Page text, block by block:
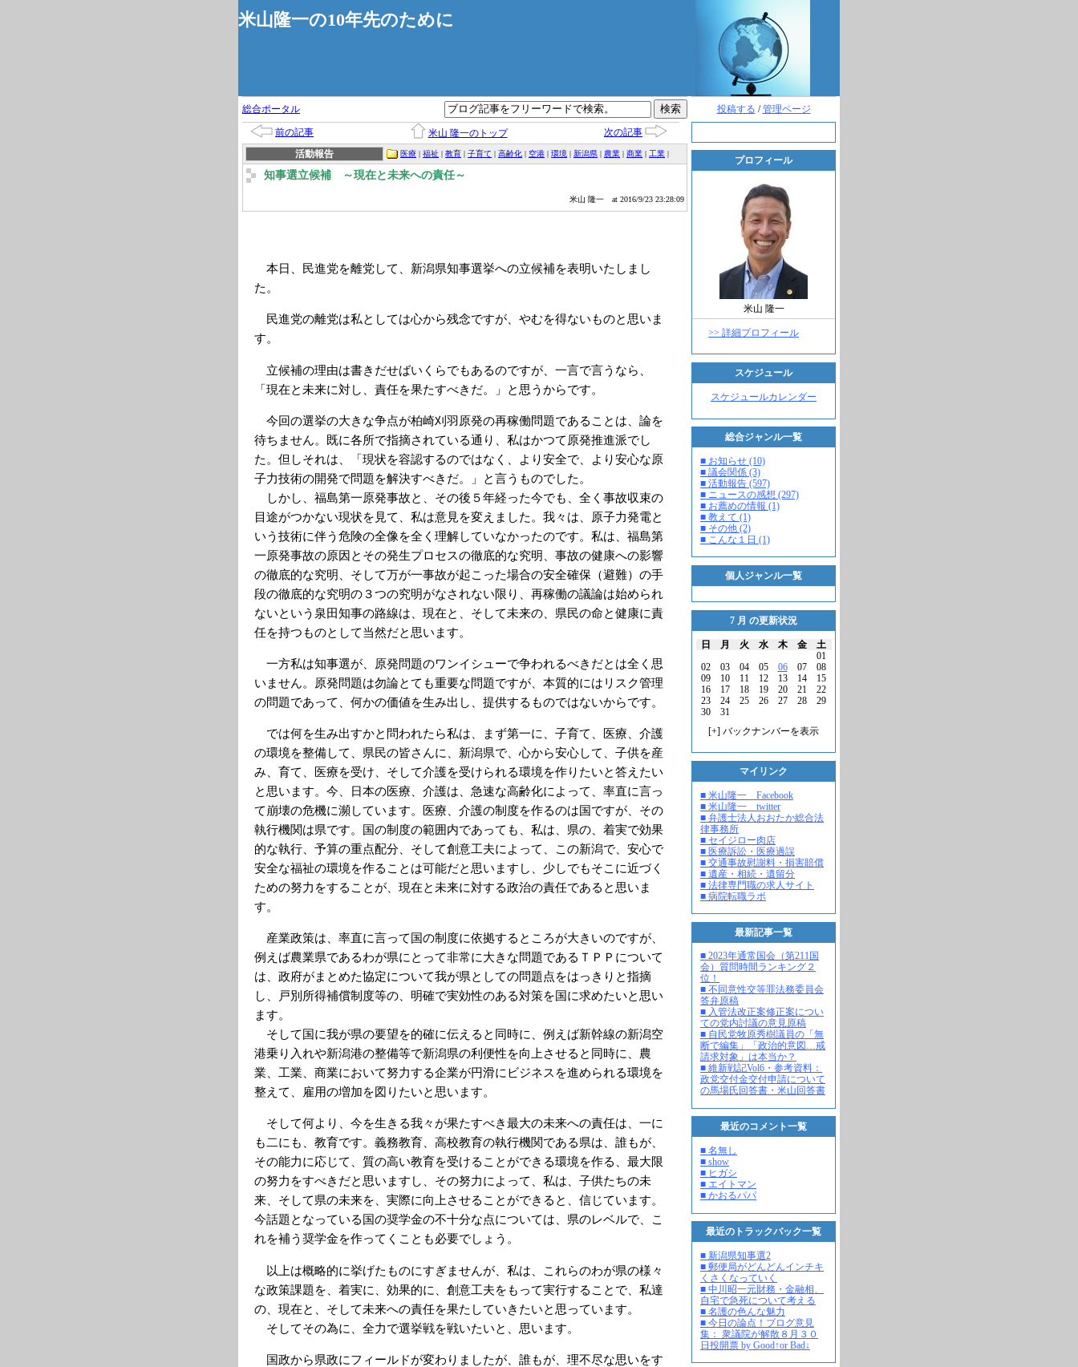
米山隆一の10年先のために
投稿する /管理ページ
プロフィール
米山 隆一
>> 詳細プロフィール
スケジュール
スケジュールカレンダー
総合ジャンル一覧
■ お知らせ (10)
■ 議会関係 (3)
■ 活動報告 (597)
■ ニュースの感想 (297)
■ お薦めの情報 (1)
■ 教えて (1)
■ その他 (2)
■ こんな１日 (1)
個人ジャンル一覧
7 月 の更新状況
日 月 火 水 木 金
土
01
02
03 04 05 06 07
08
09
10 11 12 13 14
15
16
17 18 19 20 21
22
23
24 25 26 27 28
29
30
31
[+] バックナンバーを表示
マイリンク
■ 米山隆一 Facebook
■ 米山隆一 twitter
■ 弁護士法人おおたか総合法
律事務所
■ セイジロー肉店
■ 医療訴訟・医療過誤
■ 交通事故慰謝料・損害賠償
■ 遺産・相続・遺留分
■ 法律専門職の求人サイト
■ 病院転職ラボ
最新記事一覧
■ 2023年通常国会（第211国
会）質問時間ランキング２
位！
■ 不同意性交等罪法務委員会
答弁原稿
■ 入管法改正案修正案につい
ての党内討議の意見原稿
■ 自民党牧原秀樹議員の「無
断で編集」「政治的意図…戒
請求対象」は本当か？
■ 維新戦記Vol6・参考資料：
政党交付金交付申請について
の馬場氏回答書・米山回答書
最近のコメント一覧
■ 名無し
■ show
■ ヒガシ
■ エイトマン
■ かおるパパ
最近のトラックバック一覧
■ 新潟県知事選2
■ 郵便局がどんどんインチキ
くさくなっていく
■ 中川昭一元財務・金融相、
自宅で急死について考える
■ 名護の色んな魅力
■ 今日の論点！ブログ意見
集： 衆議院が解散８月３０
日投開票 by Good↑or Bad↓
総合ポータル
前の記事 米山 隆一のトップ
次の記事
活動報告
医療 | 福祉 | 教育 | 子育て | 高齢化 | 空港 | 環境 | 新潟県 | 農業 | 商業 | 工業 |
知事選立候補 ～現在と未来への責任～
米山 隆一 at 2016/9/23 23:28:09
本日、民進党を離党して、新潟県知事選挙への立候補を表明いたしまし
た。
民進党の離党は私としては心から残念ですが、やむを得ないものと思いま
す。
立候補の理由は書きだせばいくらでもあるのですが、一言で言うなら、
「現在と未来に対し、責任を果たすべきだ。」と思うからです。
今回の選挙の大きな争点が柏崎刈羽原発の再稼働問題であることは、論を
待ちません。既に各所で指摘されている通り、私はかつて原発推進派でし
た。但しそれは、「現状を容認するのではなく、より安全で、より安心な原
子力技術の開発で問題を解決すべきだ。」と言うものでした。
しかし、福島第一原発事故と、その後５年経った今でも、全く事故収束の
目途がつかない現状を見て、私は意見を変えました。我々は、原子力発電と
いう技術に伴う危険の全像を全く理解していなかったのです。私は、福島第
一原発事故の原因とその発生プロセスの徹底的な究明、事故の健康への影響
の徹底的な究明、そして万が一事故が起こった場合の安全確保（避難）の手
段の徹底的な究明の３つの究明がなされない限り、再稼働の議論は始められ
ないという泉田知事の路線は、現在と、そして未来の、県民の命と健康に責
任を持つものとして当然だと思います。
一方私は知事選が、原発問題のワンイシューで争われるべきだとは全く思
いません。原発問題は勿論とても重要な問題ですが、本質的にはリスク管理
の問題であって、何かの価値を生み出し、提供するものではないからです。
では何を生み出すかと問われたら私は、まず第一に、子育て、医療、介護
の環境を整備して、県民の皆さんに、新潟県で、心から安心して、子供を産
み、育て、医療を受け、そして介護を受けられる環境を作りたいと答えたい
と思います。今、日本の医療、介護は、急速な高齢化によって、率直に言っ
て崩壊の危機に瀕しています。医療、介護の制度を作るのは国ですが、その
執行機関は県です。国の制度の範囲内であっても、私は、県の、着実で効果
的な執行、予算の重点配分、そして創意工夫によって、この新潟で、安心で
安全な福祉の環境を作ることは可能だと思いますし、少しでもそこに近づく
ための努力をすることが、現在と未来に対する政治の責任であると思いま
す。
産業政策は、率直に言って国の制度に依拠するところが大きいのですが、
例えば農業県であるわが県にとって非常に大きな問題であるＴＰＰについて
は、政府がまとめた協定について我が県としての問題点をはっきりと指摘
し、戸別所得補償制度等の、明確で実効性のある対策を国に求めたいと思い
ます。
そして国に我が県の要望を的確に伝えると同時に、例えば新幹線の新潟空
港乗り入れや新潟港の整備等で新潟県の利便性を向上させると同時に、農
業、工業、商業において努力する企業が円滑にビジネスを進められる環境を
整えて、雇用の増加を図りたいと思います。
そして何より、今を生きる我々が果たすべき最大の未来への責任は、一に
も二にも、教育です。義務教育、高校教育の執行機関である県は、誰もが、
その能力に応じて、質の高い教育を受けることができる環境を作る、最大限
の努力をすべきだと思いますし、その努力によって、私は、子供たちの未
来、そして県の未来を、実際に向上させることができると、信じています。
今話題となっている国の奨学金の不十分な点については、県のレベルで、こ
れを補う奨学金を作ってくことも必要でしょう。
以上は概略的に挙げたものにすぎませんが、私は、これらのわが県の様々
な政策課題を、着実に、効果的に、創意工夫をもって実行することで、私達
の、現在と、そして未来への責任を果たしていきたいと思っています。
そしてその為に、全力で選挙戦を戦いたいと、思います。
国政から県政にフィールドが変わりましたが、誰もが、理不尽な思いをす